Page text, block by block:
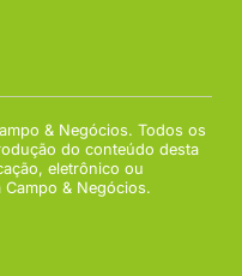
& Negócios. Todos os
do conteúdo desta
eletrônico ou
& Negócios.